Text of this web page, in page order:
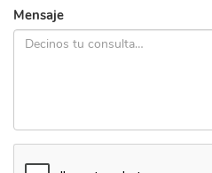
Mensaje